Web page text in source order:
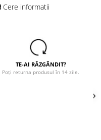
Cere informatii
TE-AI RĂZGÂNDIT?
Poți returna produsul în 14 zile.